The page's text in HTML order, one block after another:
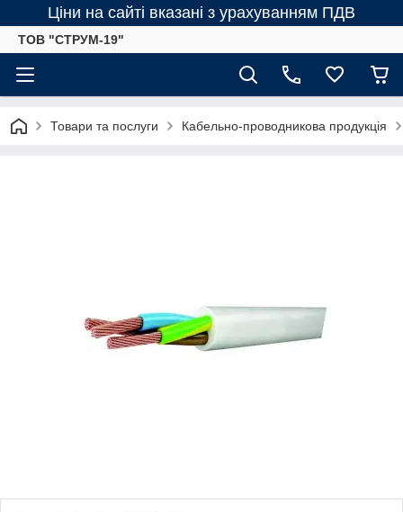
Ціни на сайті вказані з урахуванням ПДВ
ТОВ "СТРУМ-19"
Товари та послуги Кабельно-проводникова продукція